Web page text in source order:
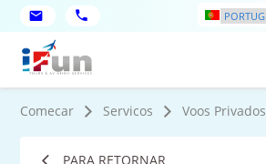
Comecar Servicos Voos Privados
PARA RETORNAR